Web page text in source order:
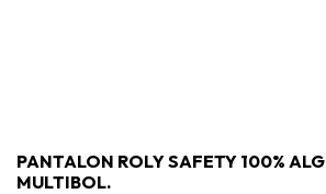
PANTALON ROLY SAFETY 100% ALG
MULTIBOL.